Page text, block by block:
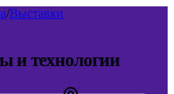
/Выставки
и технологии